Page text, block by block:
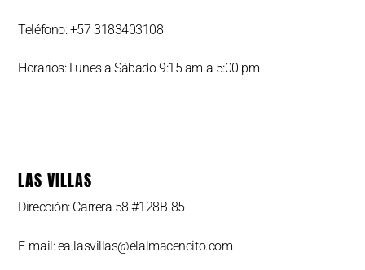
Teléfono: +57 3183403108
Horarios: Lunes a Sábado 9:15 am a 5:00 pm
LAS VILLAS
Dirección: Carrera 58 #128B-85
E-mail: ea.lasvillas@elalmacencito.com